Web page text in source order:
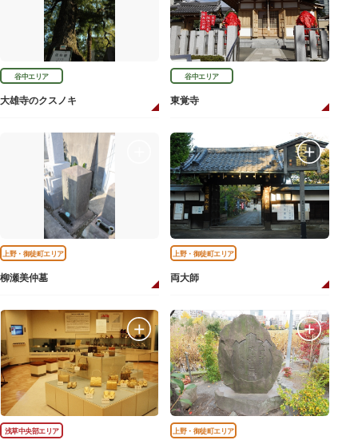
谷中エリア
大雄寺のクスノキ
谷中エリア
東覚寺
上野・御徒町エリア
柳瀬美仲墓
上野・御徒町エリア
両大師
浅草中央部エリア 上野・御徒町エリア